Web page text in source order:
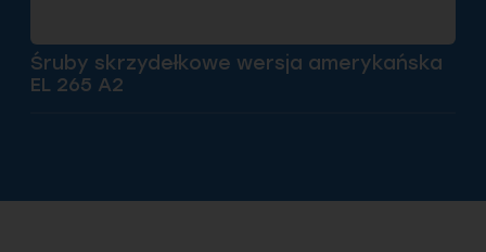
Śruby skrzydełkowe wersja amerykańska
EL 265 A2